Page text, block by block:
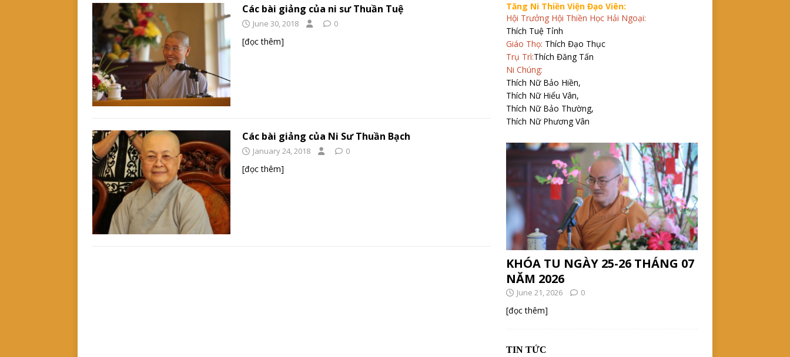
Các bài giảng của ni sư Thuần Tuệ
June 30, 2018 0
[đọc thêm]
Các bài giảng của Ni Sư Thuần Bạch
January 24, 2018 0
[đọc thêm]
Tăng Ni Thiền Viện Đạo Viên:
Hội Trưởng Hội Thiền Học Hải Ngoại:
Thích Tuệ Tỉnh
Giáo Thọ: Thích Đạo Thục
Trụ Trì:Thích Đăng Tấn
Ni Chúng:
Thích Nữ Bảo Hiền,
Thích Nữ Hiểu Vân,
Thích Nữ Bảo Thường,
Thích Nữ Phương Vân
KHÓA TU NGÀY 25-26 THÁNG 07
NĂM 2026
June 21, 2026 0
[đọc thêm]
TIN TỨC